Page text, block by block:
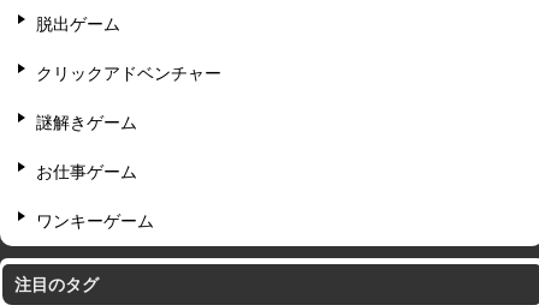
脱出ゲーム
クリックアドベンチャー
謎解きゲーム
お仕事ゲーム
ワンキーゲーム
注目のタグ